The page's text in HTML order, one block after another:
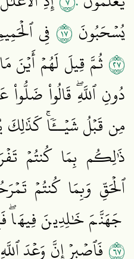
يُسۡحَبُونَ ٧١ فِي
٧٢ ثُمَّ قِيلَ لَهُمۡ أَيۡنَ
دُونِ ٱللَّهِۖ قَالُواْ
مِن قَبۡلُ شَيۡــٔٗاۚ كَذَٰلِكَ
ذَٰلِكُم بِمَا كُنتُمۡ
ٱلۡحَقِّ وَبِمَا كُنتُمۡ
جَهَنَّمَ خَٰلِدِينَ فِيهَاۖ
٧٦ فَٱصۡبِرۡ إِنَّ وَعۡدَ